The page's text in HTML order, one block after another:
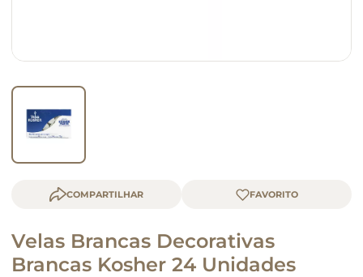
COMPARTILHAR
Velas Brancas Decorativas
Brancas Kosher 24 Unidades